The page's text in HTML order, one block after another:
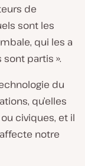
de
sont les
qui les a
partis ».
du
qu’elles
civiques, et il
notre